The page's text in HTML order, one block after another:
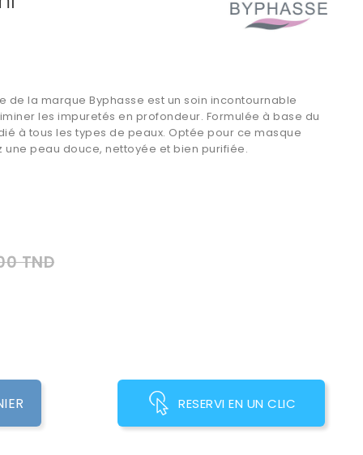
de la marque Byphasse est un soin incontournable
les impuretés en profondeur. Formulée à base du
à tous les types de peaux. Optée pour ce masque
peau douce, nettoyée et bien purifiée.
TND
RESERVI EN UN CLIC